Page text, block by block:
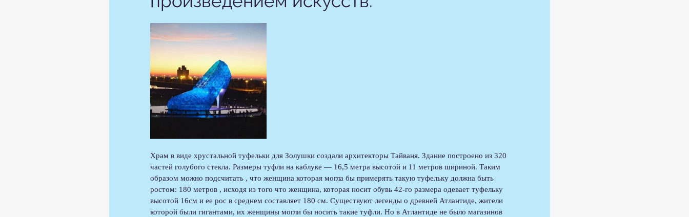
Храм в виде хрустальной туфельки для Золушки создали архитекторы Тайваня. Здание построено из 320
частей голубого стекла. Размеры туфли на каблуке — 16,5 метра высотой и 11 метров шириной. Таким
образом можно подсчитать , что женщина которая могла бы примерять такую туфельку должна быть
ростом: 180 метров , исходя из того что женщина, которая носит обувь 42-го размера одевает туфельку
высотой 16см и ее рос в среднем составляет 180 см. Существуют легенды о древней Атлантиде, жители
которой были гигантами, их женщины могли бы носить такие туфли. Но в Атлантиде не было магазинов